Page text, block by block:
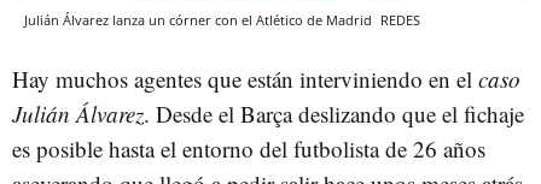
Julián Álvarez lanza un córner con el Atlético de Madrid REDES
Hay muchos agentes que están interviniendo en el caso
Julián Álvarez. Desde el Barça deslizando que el fichaje
es posible hasta el entorno del futbolista de 26 años